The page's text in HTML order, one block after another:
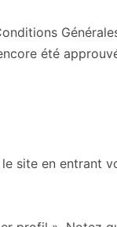
été
site en entrant